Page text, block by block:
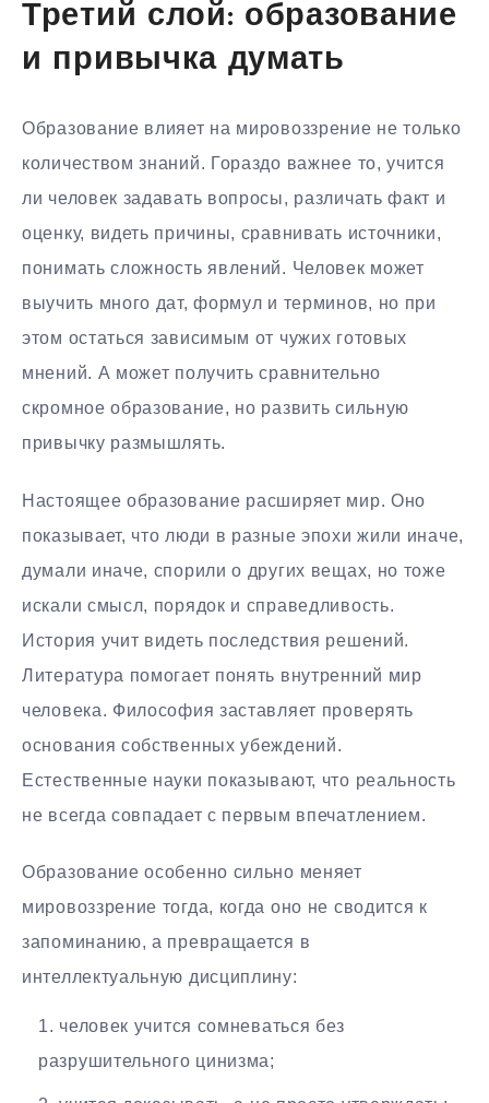
Третий слой: образование
и привычка думать
Образование влияет на мировоззрение не только
количеством знаний. Гораздо важнее то, учится
ли человек задавать вопросы, различать факт и
оценку, видеть причины, сравнивать источники,
понимать сложность явлений. Человек может
выучить много дат, формул и терминов, но при
этом остаться зависимым от чужих готовых
мнений. А может получить сравнительно
скромное образование, но развить сильную
привычку размышлять.
Настоящее образование расширяет мир. Оно
показывает, что люди в разные эпохи жили иначе,
думали иначе, спорили о других вещах, но тоже
искали смысл, порядок и справедливость.
История учит видеть последствия решений.
Литература помогает понять внутренний мир
человека. Философия заставляет проверять
основания собственных убеждений.
Естественные науки показывают, что реальность
не всегда совпадает с первым впечатлением.
Образование особенно сильно меняет
мировоззрение тогда, когда оно не сводится к
запоминанию, а превращается в
интеллектуальную дисциплину:
человек учится сомневаться без
разрушительного цинизма;